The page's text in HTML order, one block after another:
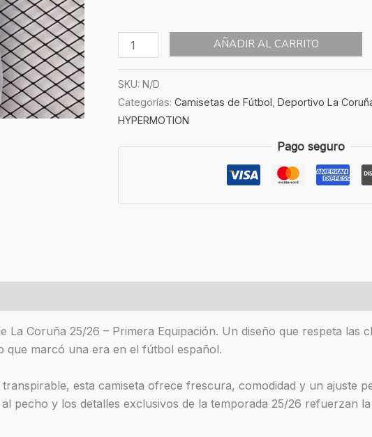
AÑADIR AL CARRITO
SKU: N/D
Categorías: Camisetas de Fútbol Deportivo La
HYPERMOTION
Pago seguro
Coruña 25/26 – Primera Equipación. Un diseño que respeta las
marcó una era en el fútbol español.
esta camiseta ofrece frescura, comodidad y un ajuste
pecho y los detalles exclusivos de la temporada 25/26 refuerzan